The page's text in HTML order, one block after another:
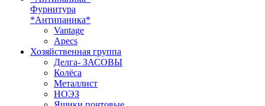
Фурнитура
*Антипаника*
Vantage
Apecs
Хозяйственная группа
Делга- ЗАСОВЫ
Колёса
Металлист
НОЭЗ